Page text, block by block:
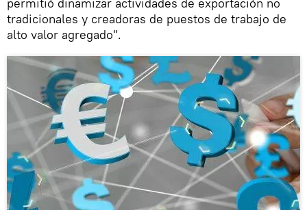
tradicionales y creadoras de puestos de trabajo de
alto valor agregado".